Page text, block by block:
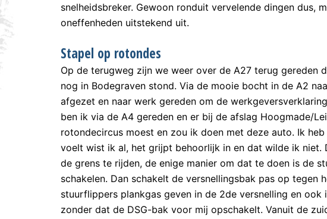
snelheidsbreker. Gewoon ronduit vervelende dingen dus,
oneffenheden uitstekend uit.
Stapel op rotondes
Op de terugweg zijn we weer over de A27 terug gereden
nog in Bodegraven stond. Via de mooie bocht in de A2
afgezet en naar werk gereden om de
ben ik via de A4 gereden en er bij de afslag Hoogmade/
rotondecircus moest en zou ik doen met deze auto. Ik
voelt wist ik al, het grijpt behoorlijk in en dat wilde ik
de grens te rijden, de enige manier om dat te doen is de
schakelen. Dan schakelt de versnellingsbak pas op tegen
stuurflippers plankgas geven in de 2de versnelling en
zonder dat de DSG-bak voor mij opschakelt. Vanuit de